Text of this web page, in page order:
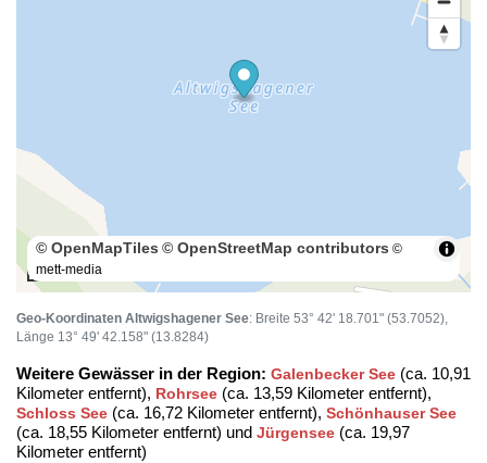
50 m
© OpenMapTiles © OpenStreetMap contributors ©
mett-media
Geo-Koordinaten Altwigshagener See: Breite 53° 42' 18.701" (53.7052),
Länge 13° 49' 42.158" (13.8284)
Weitere Gewässer in der Region: Galenbecker See (ca. 10,91
Kilometer entfernt), Rohrsee (ca. 13,59 Kilometer entfernt),
Schloss See (ca. 16,72 Kilometer entfernt), Schönhauser See
(ca. 18,55 Kilometer entfernt) und Jürgensee (ca. 19,97
Kilometer entfernt)